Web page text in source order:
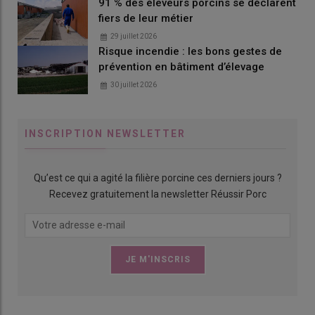
saisons. «Deux hypothèses pourraient expliquer ces variations
saisonnières : une consommation plus faible des truies durant la
lactation précédente qui a lieu l’été ; une augmentation des
besoins d’entretien des truies dans le cas d’une gestation en
hiver, avec en conséquence une baisse des nutriments alloués à
la portée. »
pour 17 nés totaux
la pesée de portée de porcelets à la mise bas avaient un
pour 17,2 nés totaux. «Ces pesées sont souvent réalisées
au moment des soins, à 24 heures de vie, soit un écart de
91 % des éleveurs porcins se déclarent
fiers de leur métier
29 juillet 2026
Risque incendie : les bons gestes de
prévention en bâtiment d’élevage
30 juillet 2026
INSCRIPTION NEWSLETTER
Qu’est ce qui a agité la filière porcine ces derniers jours ?
Recevez gratuitement la newsletter Réussir Porc